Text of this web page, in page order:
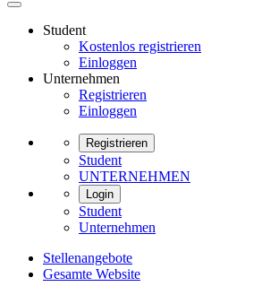
Student
Kostenlos registrieren
Einloggen
Unternehmen
Registrieren
Einloggen
Registrieren
Student
UNTERNEHMEN
Login
Student
Unternehmen
Stellenangebote
Gesamte Website